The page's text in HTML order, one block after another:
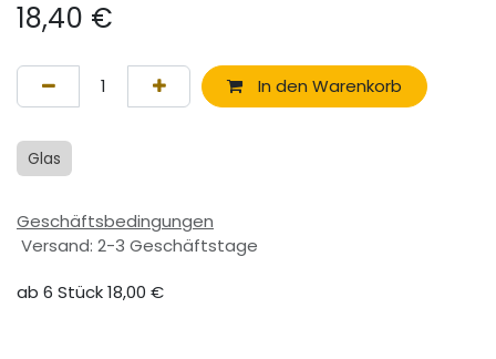
18,40 €
In den Warenkorb
Glas
Geschäftsbedingungen
Versand: 2-3 Geschäftstage
ab 6 Stück 18,00 €